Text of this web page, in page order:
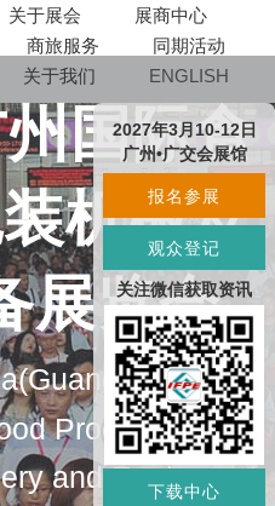
关于展会
展商中心
商旅服务
同期活动
关于我们 ENGLISH
国际食
机械及
展览会
Processing
and Equipment
2027年3月10-12日
广州•广交会展馆
报名参展
观众登记
关注微信获取资讯
下载中心